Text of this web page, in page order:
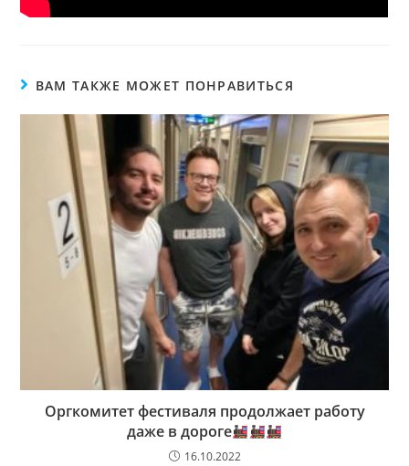
ВАМ ТАКЖЕ МОЖЕТ ПОНРАВИТЬСЯ
Оргкомитет фестиваля продолжает работу
даже в дороге
16.10.2022